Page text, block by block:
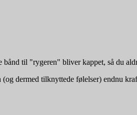
til "rygeren" bliver kappet, så du
dermed tilknyttede følelser) endnu